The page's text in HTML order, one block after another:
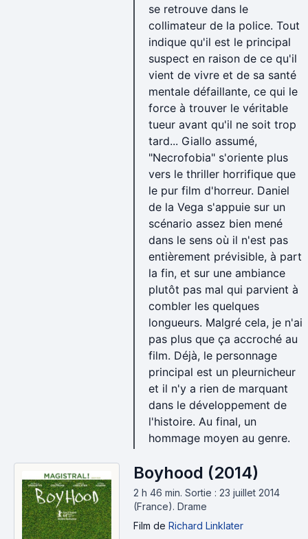
se retrouve dans le
collimateur de la police. Tout
indique qu'il est le principal
suspect en raison de ce qu'il
vient de vivre et de sa santé
mentale défaillante, ce qui le
force à trouver le véritable
tueur avant qu'il ne soit trop
tard... Giallo assumé,
"Necrofobia" s'oriente plus
vers le thriller horrifique que
le pur film d'horreur. Daniel
de la Vega s'appuie sur un
scénario assez bien mené
dans le sens où il n'est pas
entièrement prévisible, à part
la fin, et sur une ambiance
plutôt pas mal qui parvient à
combler les quelques
longueurs. Malgré cela, je n'ai
pas plus que ça accroché au
film. Déjà, le personnage
principal est un pleurnicheur
et il n'y a rien de marquant
dans le développement de
l'histoire. Au final, un
hommage moyen au genre.
Boyhood (2014)
2 h 46 min. Sortie : 23 juillet 2014
(France). Drame
Film de Richard Linklater